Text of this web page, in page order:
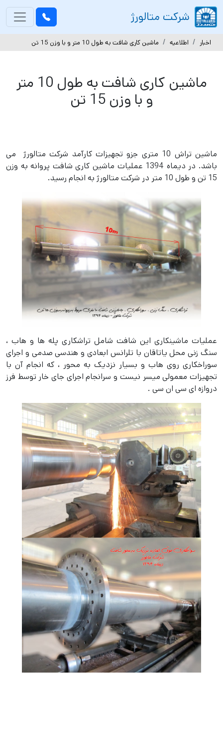
شرکت متالورژ
اخبار اطلاعیه ماشین کاری شافت به طول 10 متر و با وزن 15 تن
ماشین کاری شافت به طول 10 متر
و با وزن 15 تن
ماشین تراش 10 متری جزو تجهیزات کارآمد شرکت متالورژ می
باشد. در دیماه 1394 عملیات ماشین کاری شافت پروانه به وزن
15 تن و طول 10 متر در شرکت متالورژ به انجام رسید.
عملیات ماشینکاری این شافت شامل تراشکاری پله ها و هاب ،
سنگ زنی محل یاتاقان با تلرانس ابعادی و هندسی صدمی و اجرای
سوراخکاری روی هاب و بسیار نزدیک به محور ، که انجام آن با
تجهیزات معمولی میسر نیست و سرانجام اجرای جای خار توسط فرز
دروازه ای سی ان سی .